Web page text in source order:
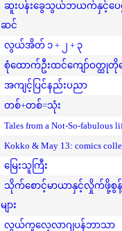
ဆူးပန်းခွေသွယ်ဘယက်နှင့်ပေ
ဆင်
လွယ်အိတ် ၁ + ၂ + ၃
စုံထောက်ဦးထင်ကျော်ဝတ္ထုတိုပ
အကျင့်ပြင်နည်းပညာ
တစ်+တစ်=သုံး
Tales from a Not-So-fabulous
Kokko & May 13: comics
မြေးသူကြီး
သိုက်စောင့်မာယာနှင့်လှိုက်ဖို့စွန့်
များ
လွယ်ကူလေ့လာဂျပန်ဘာသာ